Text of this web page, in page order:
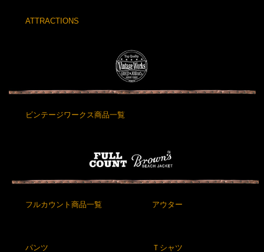
ATTRACTIONS
ビンテージワークス商品一覧
フルカウント商品一覧 アウター
パンツ Ｔシャツ